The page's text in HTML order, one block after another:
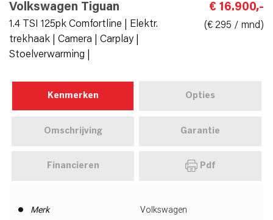
Volkswagen Tiguan
1.4 TSI 125pk Comfortline | Elektr.
trekhaak | Camera | Carplay |
Stoelverwarming |
€ 16.900,-
(€ 295 / mnd)
Kenmerken Opties
Omschrijving Garantie
Financieren Pdf
Merk
Volkswagen